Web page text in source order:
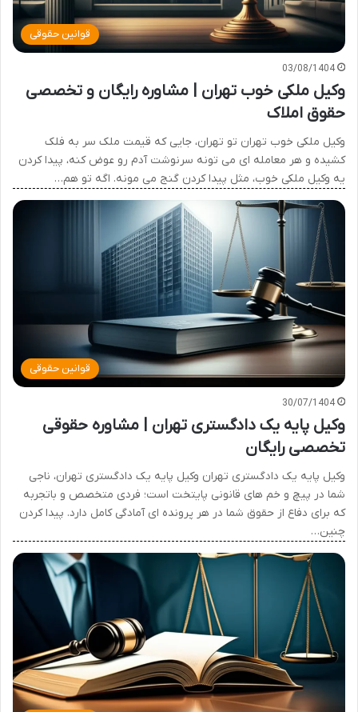
قوانین حقوقی
03/08/1404
وکیل ملکی خوب تهران | مشاوره رایگان و تخصصی
حقوق املاک
وکیل ملکی خوب تهران تو تهران، جایی که قیمت ملک سر به فلک
کشیده و هر معامله ای می تونه سرنوشت آدم رو عوض کنه، پیدا کردن
یه وکیل ملکی خوب، مثل پیدا کردن گنج می مونه. اگه تو هم…
قوانین حقوقی
30/07/1404
وکیل پایه یک دادگستری تهران | مشاوره حقوقی
تخصصی رایگان
وکیل پایه یک دادگستری تهران وکیل پایه یک دادگستری تهران، ناجی
شما در پیچ و خم های قانونی پایتخت است؛ فردی متخصص و باتجربه
که برای دفاع از حقوق شما در هر پرونده ای آمادگی کامل دارد. پیدا کردن
چنین…